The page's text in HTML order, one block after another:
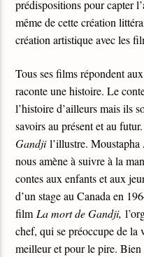
prédispositions pour capter
même de cette création
création artistique avec les
Tous ses films répondent
raconte une histoire. Le
l’histoire d’ailleurs mais ils
savoirs au présent et au
Gandjil’illustre. Moustapha
nous amène à suivre à la
contes aux enfants et aux
d’un stage au Canada en
film La mort de Gandji,
chef, qui se préoccupe de
meilleur et pour le pire. Bien